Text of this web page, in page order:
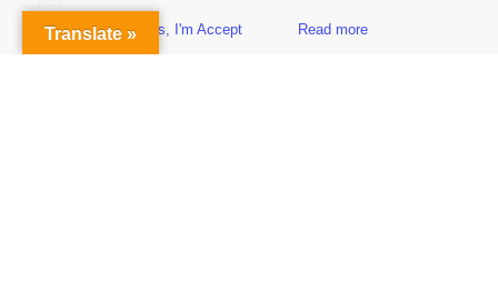
Sidebar Yes, I'm Accept Read more
Translate »